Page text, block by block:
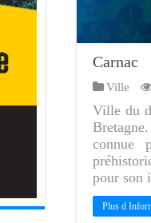
Carnac
Ville
Ville du
connue
pour son
Plus d